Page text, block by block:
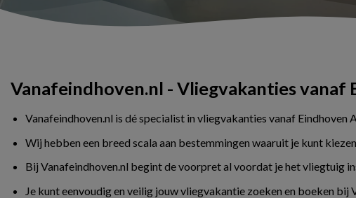
Vanafeindhoven.nl - Vliegvakanties
Vanafeindhoven.nl is dé specialist in vliegvakanties vanaf Eindhoven
Wij hebben een breed scala aan bestemmingen waaruit je kunt
Bij Vanafeindhoven.nl begint de voorpret al voordat je het vliegtuig
Je kunt eenvoudig en veilig jouw vliegvakantie zoeken en boeken